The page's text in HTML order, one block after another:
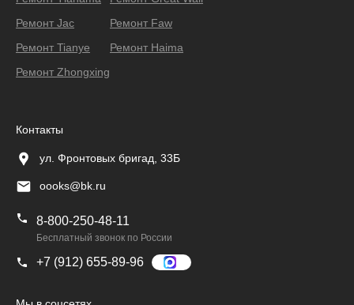
Ремонт Jac
Ремонт Tianye
Ремонт Zhongxing
Ремонт Faw
Ремонт Haima
Контакты
ул. Фронтовых бригад, 33Б
oooks@bk.ru
8-800-250-48-11
Бесплатный звонок по России
+7 (912) 655-89-96